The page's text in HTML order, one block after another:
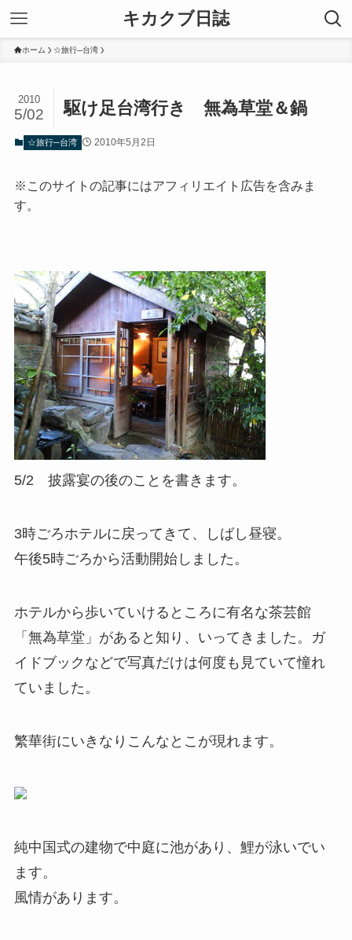
キカクブ日誌
ホーム ☆旅行─台湾
駆け足台湾行き 無為草堂＆鍋
2010
5/02
☆旅行─台湾 2010年5月2日
※このサイトの記事にはアフィリエイト広告を含みま
す。
5/2 披露宴の後のことを書きます。
3時ごろホテルに戻ってきて、しばし昼寝。
午後5時ごろから活動開始しました。
ホテルから歩いていけるところに有名な茶芸館
「無為草堂」があると知り、いってきました。ガ
イドブックなどで写真だけは何度も見ていて憧れ
ていました。
繁華街にいきなりこんなとこが現れます。
純中国式の建物で中庭に池があり、鯉が泳いでい
ます。
風情があります。